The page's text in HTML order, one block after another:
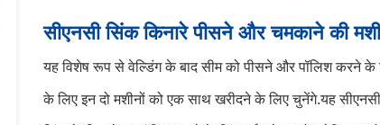
सीएनसी सिंक किनारे पीसने और चमकाने की
यह विशेष रूप से वेल्डिंग के बाद सीम को पीसने और पॉलिश करने के
के लिए इन दो मशीनों को एक साथ खरीदने के लिए चुनेंगे.यह